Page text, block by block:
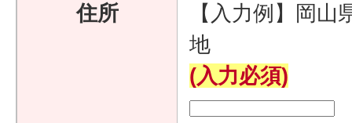
住所
【入力例】岡
地
(入力必須)